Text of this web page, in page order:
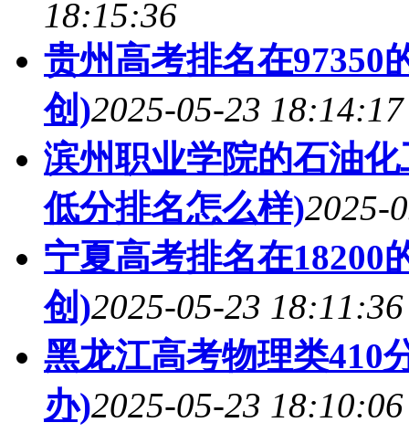
18:15:36
贵州高考排名在97350
创)2025-05-23 18:14:17
滨州职业学院的石油
低分排名怎么样)2025-
宁夏高考排名在18200
创)2025-05-23 18:11:36
黑龙江高考物理类410
办)2025-05-23 18:10:06